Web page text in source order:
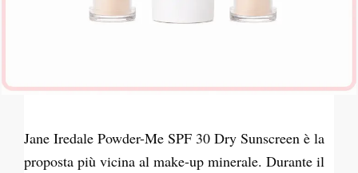
Jane Iredale Powder-Me SPF 30 Dry Sunscreen è la
proposta più vicina al make-up minerale. Durante il